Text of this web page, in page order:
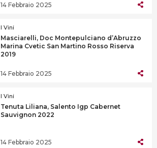
14 Febbraio 2025
I Vini
Masciarelli, Doc Montepulciano d’Abruzzo
Marina Cvetic San Martino Rosso Riserva
2019
14 Febbraio 2025
I Vini
Tenuta Liliana, Salento Igp Cabernet
Sauvignon 2022
14 Febbraio 2025